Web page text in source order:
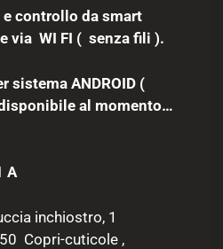
controllo da smart
via WI FI ( senza fili ).
sistema ANDROID (
al momento…
A
inchiostro, 1
Copri-cuticole ,